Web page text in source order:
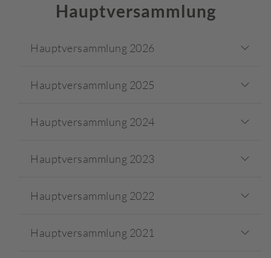
Hauptversammlung
Hauptversammlung 2026
Hauptversammlung 2025
Hauptversammlung 2024
Hauptversammlung 2023
Hauptversammlung 2022
Hauptversammlung 2021